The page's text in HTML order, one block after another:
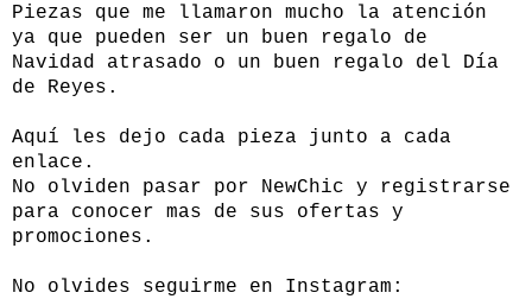
Piezas que me llamaron mucho la atención
ya que pueden ser un buen regalo de
Navidad atrasado o un buen regalo del Día
de Reyes.
Aquí les dejo cada pieza junto a cada
enlace.
No olviden pasar por NewChic y registrarse
para conocer mas de sus ofertas y
promociones.
No olvides seguirme en Instagram: